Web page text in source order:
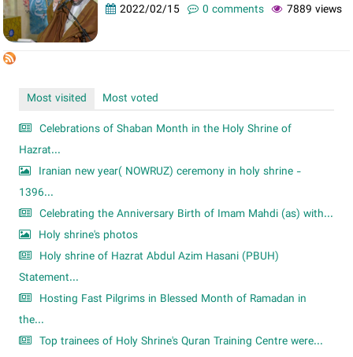
2022/02/15 0 comments 7889 views
Most visited
Most voted
Celebrations of Shaban Month in the Holy Shrine of
Hazrat...
Iranian new year( NOWRUZ) ceremony in holy shrine -
1396...
Celebrating the Anniversary Birth of Imam Mahdi (as) with...
Holy shrine's photos
Holy shrine of Hazrat Abdul Azim Hasani (PBUH)
Statement...
Hosting Fast Pilgrims in Blessed Month of Ramadan in
the...
Top trainees of Holy Shrine's Quran Training Centre were...